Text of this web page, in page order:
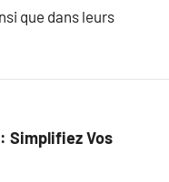
que dans leurs
Simplifiez Vos